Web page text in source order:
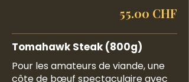
55.00 CHF
Tomahawk Steak (800g)
Pour les amateurs de viande, une
côte de bœuf spectaculaire avec